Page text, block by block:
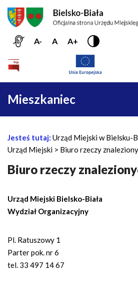
Przejdź do menu głównego
Przejdź do treści
Mapa serwisu
A- A A+
Główna
nawigacja
Mieszkaniec
Ś
c
i
e
k
a
a
w
i
Jesteś tutaj: Urząd Miejski w Bielsku-
Urząd Miejski
Biuro rzeczy
Biuro rzeczy
Urząd Miejski Bielsko-Biała
Wydział Organizacyjny
Pl. Ratuszowy 1
Parter pok. nr 6
tel. 33 497 14 67